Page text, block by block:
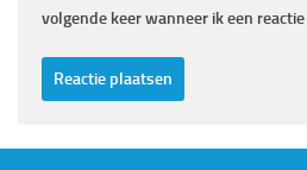
volgende keer wanneer ik een